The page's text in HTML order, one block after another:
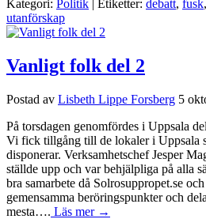
Kategori: Politik | Etiketter: debatt, fusk,
utanförskap
Vanligt folk del 2
Postad av Lisbeth Lippe Forsberg 5
På torsdagen genomfördes i Uppsala
Vi fick tillgång till de lokaler i Uppsala
disponerar. Verksamhetschef Jesper
ställde upp och var behjälpliga på alla
bra samarbete då Solrosuppropet.se
gemensamma beröringspunkter och
mesta…. Läs mer →